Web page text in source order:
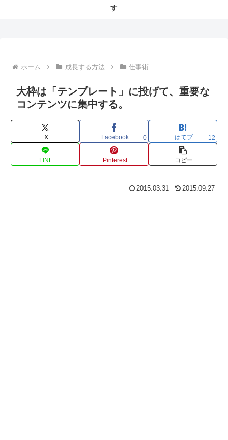
す
ホーム 成長する方法 仕事術
大枠は「テンプレート」に投げて、重要な
コンテンツに集中する。
X Facebook 0 はてブ 12
LINE Pinterest コピー
2015.03.31 2015.09.27